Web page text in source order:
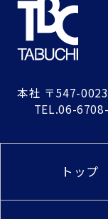
本社 〒547-
TEL.06-
トップ